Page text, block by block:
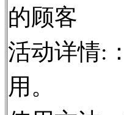
的顾客
活动详情:
用。